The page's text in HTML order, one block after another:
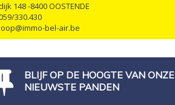
148 -8400 OOSTENDE
330.430
bel-air.be
BLIJF OP DE HOOGTE VAN ONZE
NIEUWSTE PANDEN